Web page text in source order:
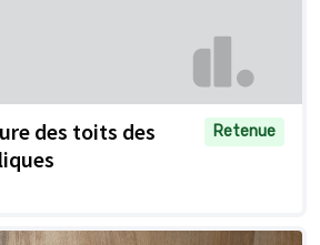
des toits des
Retenue